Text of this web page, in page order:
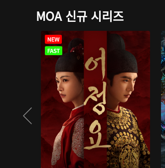
MOA 신규 시리즈